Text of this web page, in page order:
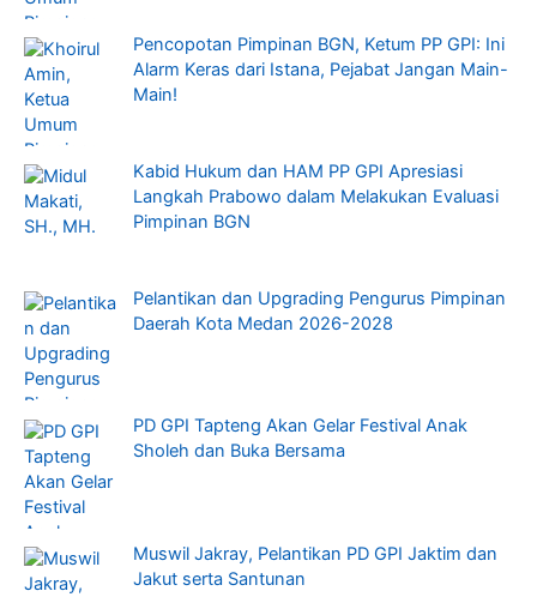
Pencopotan Pimpinan BGN, Ketum PP GPI: Ini
Alarm Keras dari Istana, Pejabat Jangan Main-
Main!
Kabid Hukum dan HAM PP GPI Apresiasi
Langkah Prabowo dalam Melakukan Evaluasi
Pimpinan BGN
Pelantikan dan Upgrading Pengurus Pimpinan
Daerah Kota Medan 2026-2028
PD GPI Tapteng Akan Gelar Festival Anak
Sholeh dan Buka Bersama
Muswil Jakray, Pelantikan PD GPI Jaktim dan
Jakut serta Santunan